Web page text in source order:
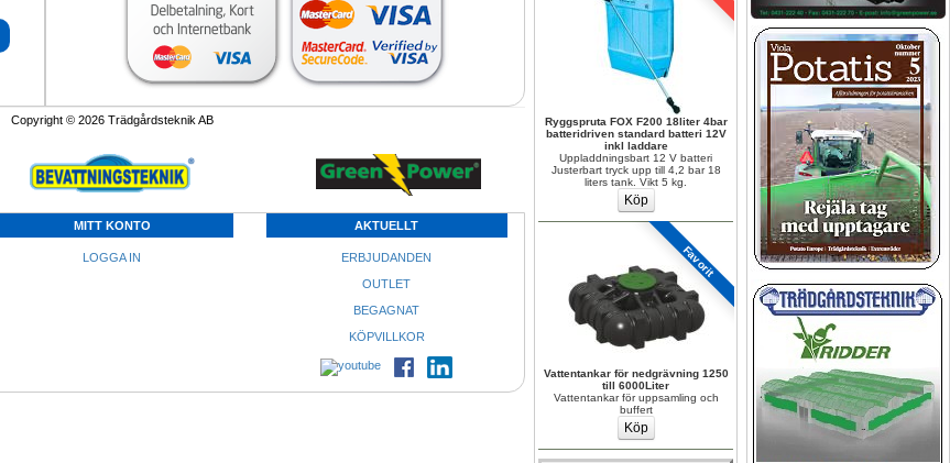
Ryggspruta FOX F200 18liter 4bar
batteridriven standard batteri 12V
inkl laddare
Uppladdningsbart 12 V batteri
Justerbart tryck upp till 4,2 bar 18
liters tank. Vikt 5 kg.
Favorit
Vattentankar för nedgrävning 1250
till 6000Liter
Vattentankar för uppsamling och
buffert
Copyright © 2026 Trädgårdsteknik AB
MITT KONTO
LOGGA IN
AKTUELLT
ERBJUDANDEN
OUTLET
BEGAGNAT
KÖPVILLKOR